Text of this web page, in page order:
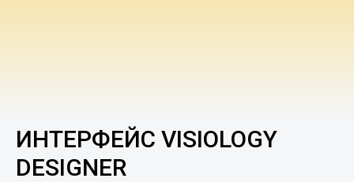
ИНТЕРФЕЙС VISIOLOGY
DESIGNER